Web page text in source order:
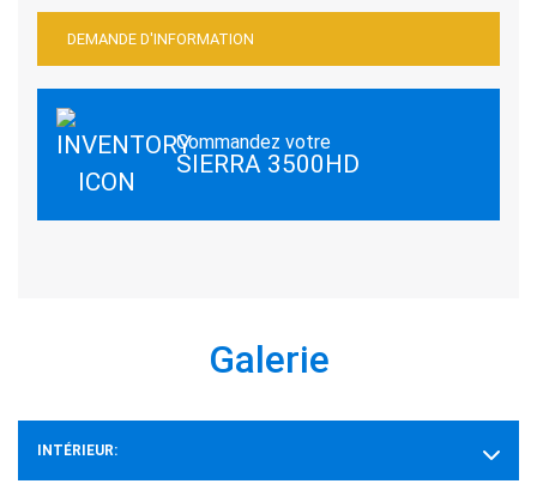
Galerie
INTÉRIEUR:
DEMANDE D'INFORMATION
Commandez votre
SIERRA 3500HD